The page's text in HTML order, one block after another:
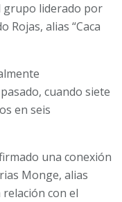
grupo liderado por
Rojas, alias “Caca
cuando siete
en seis
una conexión
Monge, alias
relación con el